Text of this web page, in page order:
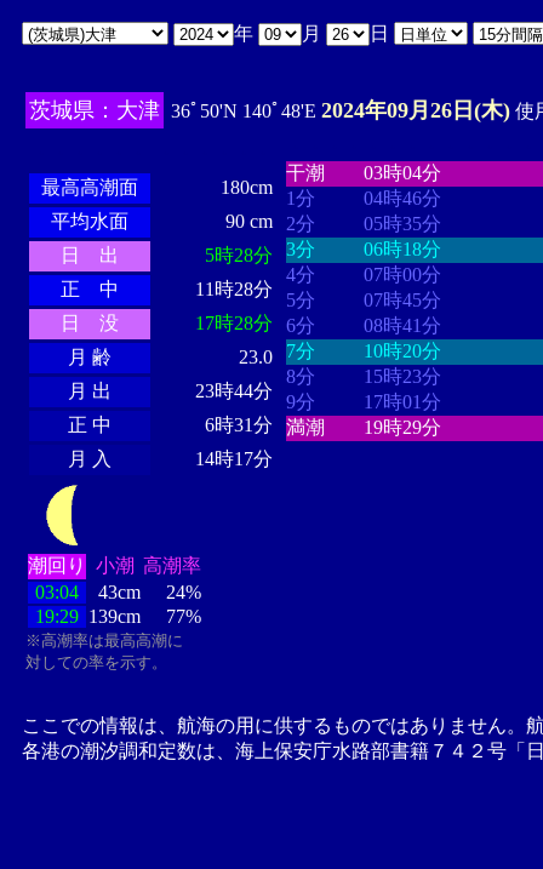
年 月 日
茨城県：大津 36ﾟ50'N 140ﾟ48'E 2024年09月26日(木) 使
最高高潮面
180cm
平均水面
90 cm
日 出
5時28分
正 中
11時28分
日 没
17時28分
月 齢
23.0
月 出
23時44分
正 中
6時31分
月 入
14時17分
潮回り 小潮 高潮率
03:04
43cm
24%
19:29 139cm 77%
※高潮率は最高高潮に
対しての率を示す。
干潮
03時04分
1分
04時46分
2分
05時35分
3分
06時18分
4分
07時00分
5分
07時45分
6分
08時41分
7分
10時20分
8分
15時23分
9分
17時01分
満潮
19時29分
ここでの情報は、航海の用に供するものではありません。
各港の潮汐調和定数は、海上保安庁水路部書籍７４２号「